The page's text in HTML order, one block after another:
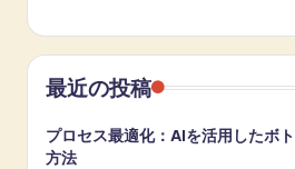
最近の投稿
プロセス最適化：AIを活用したボ
方法